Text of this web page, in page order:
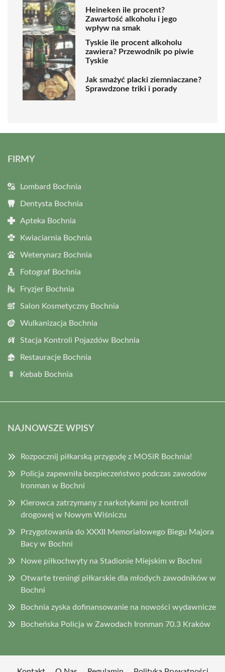
Heineken ile procent?
Zawartość alkoholu i jego
wpływ na smak
Tyskie ile procent alkoholu
zawiera? Przewodnik po piwie
Tyskie
Jak smażyć placki ziemniaczane?
Sprawdzone triki i porady
FIRMY
Lombard Bochnia
Dentysta Bochnia
Apteka Bochnia
Kwiaciarnia Bochnia
Weterynarz Bochnia
Fotograf Bochnia
Fryzjer Bochnia
Salon Kosmetyczny Bochnia
Wulkanizacja Bochnia
Stacja Kontroli Pojazdów Bochnia
Restauracje Bochnia
Kebab Bochnia
NAJNOWSZE WPISY
Rozpocznij piłkarską przygodę z MOSiR Bochnia!
Policja zapewniła bezpieczeństwo podczas zawodów
Ironman w Bochni
Kierowca zatrzymany z narkotykami po kontroli
drogowej w Nowym Wiśniczu
Przygotowania do XXXII Memoriałowego Biegu Majora
Bacy w Bochni
Nowe piłkochwyty na Stadionie Miejskim w Bochni
Otwarte treningi piłkarskie dla młodych zawodników w
Bochni
Bochnia zyska dofinansowanie na nowości wydawnicze
Bocheńska Policja w Zawodach Ironman 70.3 Kraków